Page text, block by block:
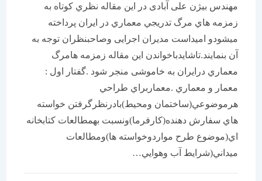
مهندس بیژن علی آبادی در اين مقاله نظري كوتاه به
زمزمه هاي مرگ تدريجي معماري در ايران پرداخته
ميشودو اميداست مديران اجرایی وصاحبنظران توجه به
آن بنمايند.تاشايدباخواندن اين مقاله زمزمه هامرگ
معماري درایران به خاموشی منجر شود .گفتار اول :
معمار و معماري .معماربراي طراحي
هرموضوعي(ساختمان ومحيط)بادرنظرگرفتن خواسته
هاي سفارش دهنده(كارفرما)ونسبت بهمطالعات كتابخانه
اي(موضوع طرح مواردوخواسته ها)ومطالعات
ميداني(شرايط آب وهوايي…